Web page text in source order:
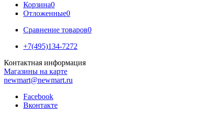
Корзина0
Отложенные0
Сравнение товаров0
+7(495)134-7272
Контактная информация
Магазины на карте
newmart@newmart.ru
Facebook
Вконтакте